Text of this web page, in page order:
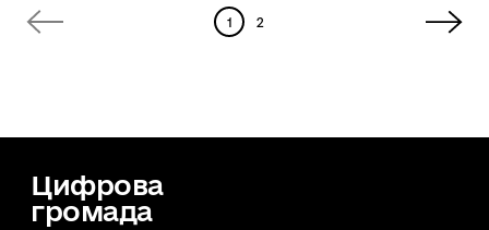
1 2
Цифрова
громада